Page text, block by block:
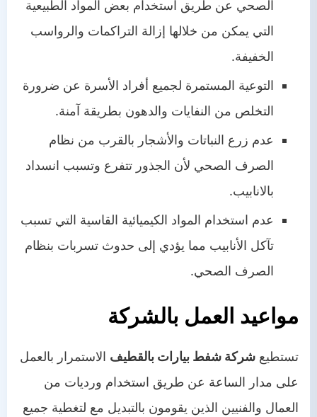
الصحي عن طريق استخدام بعض المواد الطبيعية
التي يمكن من خلالها إزالة التراكمات والرواسب
الخفيفة.
التوعية المستمرة لجميع أفراد الأسرة عن ضرورة
التخلص من النفايات والدهون بطريقة آمنة.
عدم زرع النباتات والأشجار بالقرب من نظام
الصرف الصحي لأن الجذور تتفرع وتسبب انسداد
بالانابيب.
عدم استخدام المواد الكيميائية القاسية التي تسبب
تآكل الأنابيب مما يؤدي إلى حدوث تسربات بنظام
الصرف الصحي.
مواعيد العمل بالشركة
تستطيع شركة شفط بيارات بالقطيف الاستمرار بالعمل
على مدار الساعة عن طريق استخدام ورديات من
العمال والفنيين الذين يقومون بالتبديل مع لتغطية جميع